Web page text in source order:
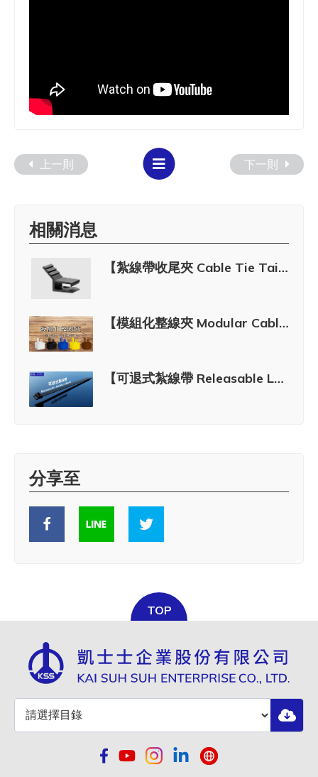
上一則 下一則
相關消息
【紮線帶收尾夾 Cable Tie Tail Clip】(TTC Series)
【模組化整線夾 Modular Cable Holder】(MCC Series)
【可退式紮線帶 Releasable Lashing Cable Tie】(HRCV Series)
分享至
TOP